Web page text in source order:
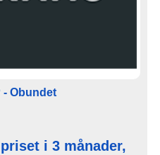
- Obundet
i 3 månader,